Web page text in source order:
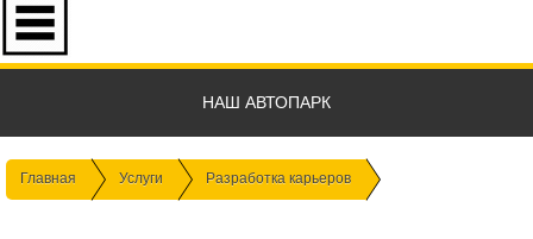
НАШ АВТОПАРК
Главная Услуги Разработка карьеров